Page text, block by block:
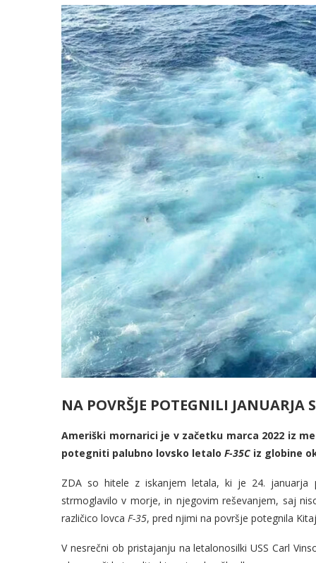
NA POVRŠJE POTEGNILI
Ameriški mornarici je v začetku marca 2022 iz
potegniti palubno lovsko letalo F-35C iz globine
ZDA so hitele z iskanjem letala, ki je 24. januarja
strmoglavilo v morje, in njegovim reševanjem, saj
različico lovca F-35, pred njimi na površje potegnila
V nesrečni ob pristajanju na letalonosilki USS Carl